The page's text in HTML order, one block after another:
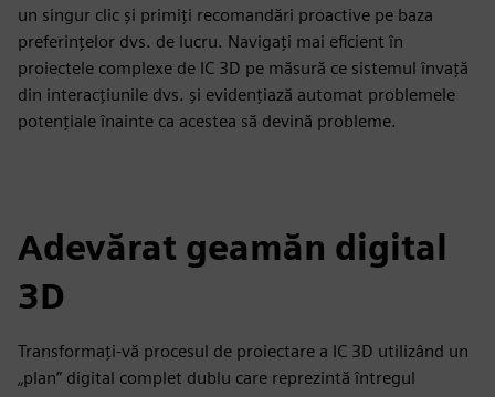
un singur clic și primiți recomandări proactive pe baza
preferințelor dvs. de lucru. Navigați mai eficient în
proiectele complexe de IC 3D pe măsură ce sistemul învață
din interacțiunile dvs. și evidențiază automat problemele
potențiale înainte ca acestea să devină probleme.
Adevărat geamăn digital
3D
Transformați-vă procesul de proiectare a IC 3D utilizând un
„plan” digital complet dublu care reprezintă întregul